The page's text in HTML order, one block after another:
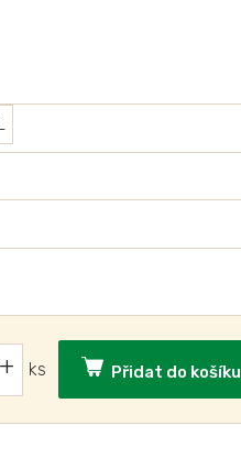
Přidat do košíku